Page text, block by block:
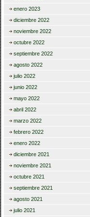
enero 2023
diciembre 2022
noviembre 2022
octubre 2022
septiembre 2022
agosto 2022
julio 2022
junio 2022
mayo 2022
abril 2022
marzo 2022
febrero 2022
enero 2022
diciembre 2021
noviembre 2021
octubre 2021
septiembre 2021
agosto 2021
julio 2021